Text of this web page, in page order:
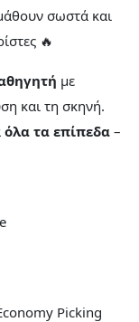
σωστά και
🔥
με
και τη σκηνή.
όλα τα επίπεδα –
Picking